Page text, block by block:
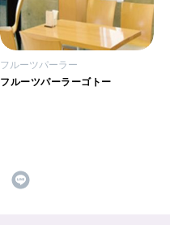
フルーツパーラー
フルーツパーラーゴトー